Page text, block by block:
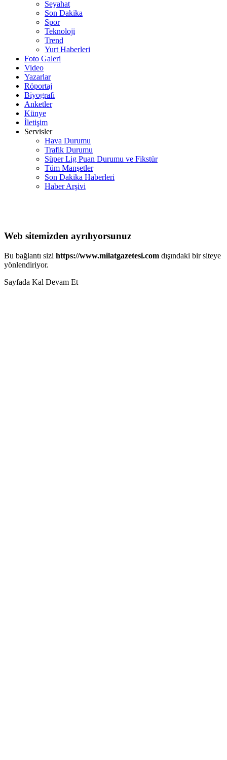
Seyahat
Son Dakika
Spor
Teknoloji
Trend
Yurt Haberleri
Foto Galeri
Video
Yazarlar
Röportaj
Biyografi
Anketler
Künye
İletişim
Servisler
Hava Durumu
Trafik Durumu
Süper Lig Puan Durumu ve Fikstür
Tüm Manşetler
Son Dakika Haberleri
Haber Arşivi
Web sitemizden ayrılıyorsunuz
Bu bağlantı sizi https://www.milatgazetesi.com dışındaki bir siteye
yönlendiriyor.
Sayfada Kal Devam Et